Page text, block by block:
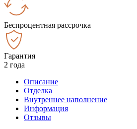
Беспроцентная рассрочка
Гарантия
2 года
Описание
Отделка
Внутреннее наполнение
Информация
Отзывы